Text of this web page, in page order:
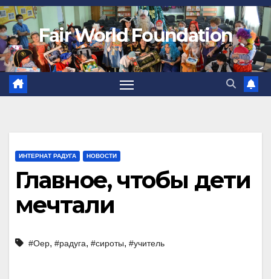
Fair World Foundation
ИНТЕРНАТ РАДУГА НОВОСТИ
Главное, чтобы дети
мечтали
#Оер, #радуга, #сироты, #учитель